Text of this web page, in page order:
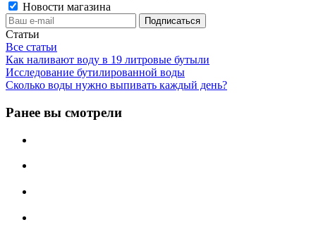
Новости магазина
Статьи
Все статьи
Как наливают воду в 19 литровые бутыли
Исследование бутилированной воды
Сколько воды нужно выпивать каждый день?
Ранее вы смотрели